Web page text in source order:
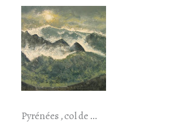
Pyrénées , col de …